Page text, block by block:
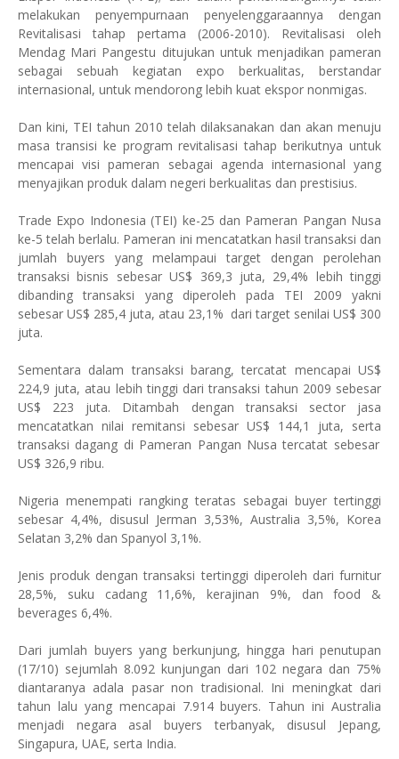
melakukan penyempurnaan penyelenggaraannya dengan
Revitalisasitahap pertama (2006-2010). Revitalisasi oleh
Mendag Mari Pangestu ditujukan untuk menjadikanpameran
sebagai sebuah kegiatan expo berkualitas, berstandar
internasional, untuk mendorong lebih kuat ekspor nonmigas.
Dan kini, TEI tahun 2010 telah dilaksanakan dan akan menuju
masa transisi ke program revitalisasi tahap berikutnya untuk
mencapai visi pameran sebagai agenda internasional yang
menyajikan produk dalam negeri berkualitas dan prestisius.
Trade Expo Indonesia (TEI) ke-25 dan Pameran Pangan Nusa
ke-5telah berlalu. Pameran ini mencatatkan hasil transaksi dan
jumlah buyers yang melampaui target dengan perolehan
transaksi bisnis sebesar US$ 369,3 juta, 29,4% lebih tinggi
dibanding transaksi yang diperoleh pada TEI 2009 yakni
sebesar US$ 285,4 juta, atau 23,1% dari target senilai US$ 300
juta.
Sementara dalam transaksi barang, tercatat mencapai US$
224,9 juta, atau lebih tinggi dari transaksi tahun 2009 sebesar
US$ 223 juta. Ditambah dengan transaksi sector jasa
mencatatkan nilai remitansi sebesar US$ 144,1 juta, serta
transaksi dagang di Pameran Pangan Nusa tercatat sebesar
US$ 326,9 ribu.
Nigeria menempati rangking teratas sebagai buyer tertinggi
sebesar 4,4%, disusul Jerman 3,53%, Australia 3,5%, Korea
Selatan 3,2% dan Spanyol 3,1%.
Jenis produk dengan transaksi tertinggi diperoleh dari furnitur
28,5%, suku cadang 11,6%, kerajinan 9%, dan food &
beverages 6,4%.
Dari jumlah buyers yang berkunjung, hingga hari penutupan
(17/10) sejumlah 8.092 kunjungan dari 102 negara dan 75%
diantaranya adala pasar non tradisional. Ini meningkat dari
tahun lalu yang mencapai 7.914 buyers. Tahun ini Australia
menjadi negara asal buyers terbanyak, disusul Jepang,
Singapura, UAE, serta India.